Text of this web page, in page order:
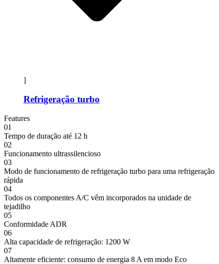
]
Refrigeração turbo
Features
01
Tempo de duração até 12 h
02
Funcionamento ultrassilencioso
03
Modo de funcionamento de refrigeração turbo para uma refrigeração
rápida
04
Todos os componentes A/C vêm incorporados na unidade de
tejadilho
05
Conformidade ADR
06
Alta capacidade de refrigeração: 1200 W
07
Altamente eficiente: consumo de energia 8 A em modo Eco